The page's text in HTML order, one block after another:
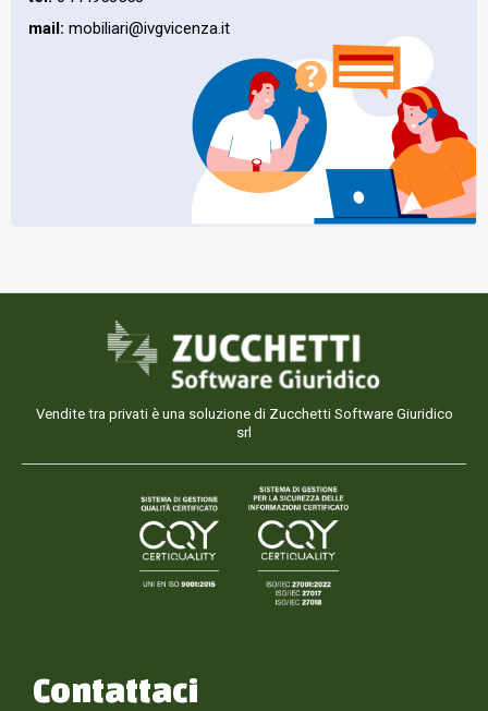
mail: mobiliari@ivgvicenza.it
Vendite tra privati è una soluzione di Zucchetti Software Giuridico
srl
Contattaci